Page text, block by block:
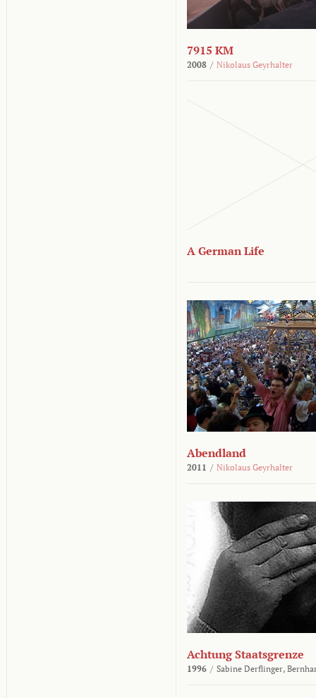
7915 KM
2008 / Nikolaus Geyrhalter
A German Life
Abendland
2011 / Nikolaus Geyrhalter
Achtung Staatsgrenze
1996 / Sabine Derflinger,